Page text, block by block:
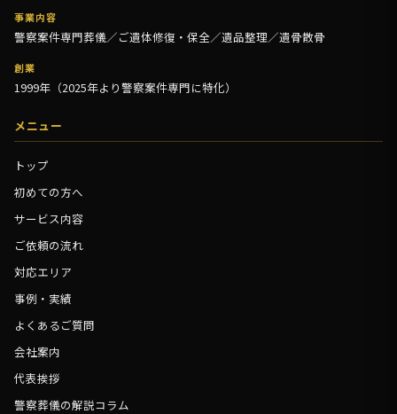
事業内容
警察案件専門葬儀／ご遺体修復・保全／遺品整理／遺骨散骨
創業
1999年（2025年より警察案件専門に特化）
メニュー
トップ
初めての方へ
サービス内容
ご依頼の流れ
対応エリア
事例・実績
よくあるご質問
会社案内
代表挨拶
警察葬儀の解説コラム